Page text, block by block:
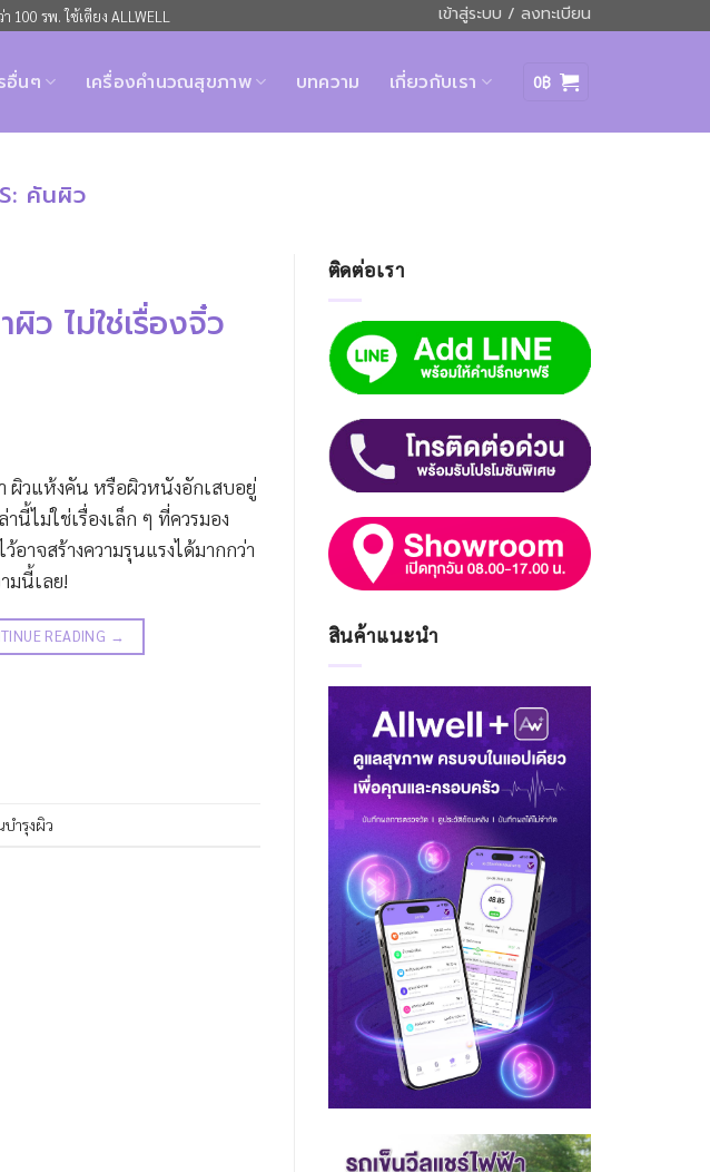
รพ. ใช้เตียง ALLWELL เข้าสู่ระบบ / ลงทะเบียน
อื่นๆ เครื่องคำนวณสุขภาพ บทความ เกี่ยวกับเรา 0฿
คันผิว
ไม่ใช่เรื่องจิ๋ว
วแห้งคัน หรือผิวหนังอักเสบอยู่
นี้ไม่ใช่เรื่องเล็ก ๆ ที่ควรมอง
อาจสร้างความรุนแรงได้มากกว่า
มนี้เลย!
READING →
ำรุงผิว
ติดต่อเรา
สินค้าแนะนำ